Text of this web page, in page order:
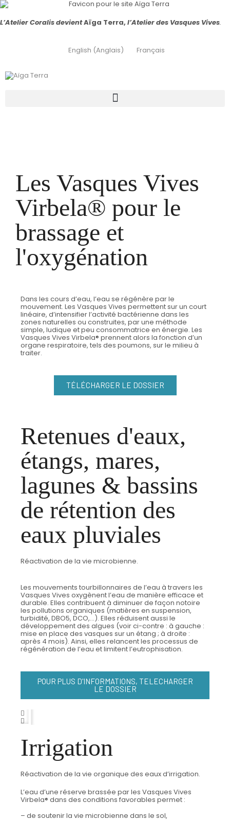
L’Atelier Coralis devientAïga Terra, l’Atelier des Vasques Vives.
English (Anglais) Français
Les Vasques Vives
Virbela® pour le
brassage et
l'oxygénation
Dans les cours d’eau, l’eau se régénère par le
mouvement. Les Vasques Vives permettent sur un court
linéaire, d’intensifier l’activité bactérienne dans les
zones naturelles ou construites, par une méthode
simple, ludique et peu consommatrice en énergie. Les
Vasques Vives Virbela® prennent alors la fonction d’un
organe respiratoire, tels des poumons, sur le milieu à
traiter.
TÉLÉCHARGER LE DOSSIER
Retenues d'eaux,
étangs, mares,
lagunes & bassins
de rétention des
eaux pluviales
Réactivation de la vie microbienne.
Les mouvements tourbillonnaires de l’eau à travers les
Vasques Vives oxygènent l’eau de manière efficace et
durable. Elles contribuent à diminuer de façon notoire
les pollutions organiques (matières en suspension,
turbidité, DBO5, DCO,…). Elles réduisent aussi le
développement des algues (voir ci-contre : à gauche :
mise en place des vasques sur un étang ; à droite :
après 4 mois). Ainsi, elles relancent les processus de
régénération de l’eau et limitent l’eutrophisation.
POUR PLUS D'INFORMATIONS, TELECHARGER
LE DOSSIER
Irrigation
Réactivation de la vie organique des eaux d’irrigation.
L’eau d’une réserve brassée par les Vasques Vives
Virbela® dans des conditions favorables permet :
– de soutenir la vie microbienne dans le sol,